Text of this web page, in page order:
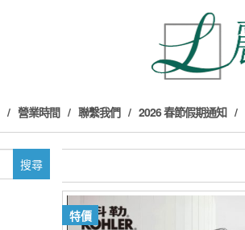
營業時間 聯繫我們 2026 春節假期通知
特價